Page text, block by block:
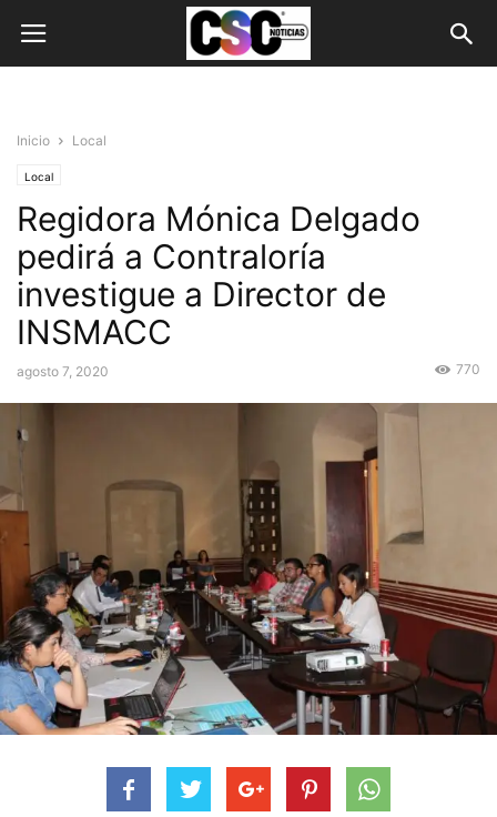
Inicio Local
Local
Regidora Mónica Delgado
pedirá a Contraloría
investigue a Director de
INSMACC
agosto 7, 2020 770